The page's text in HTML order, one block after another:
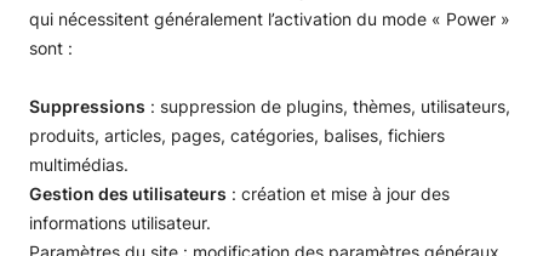
qui nécessitent généralement l’activation du mode « Power »
sont :
Suppressions : suppression de plugins, thèmes, utilisateurs,
produits, articles, pages, catégories, balises, fichiers
multimédias.
Gestion des utilisateurs : création et mise à jour des
informations utilisateur.
Paramètres du site : modification des paramètres généraux